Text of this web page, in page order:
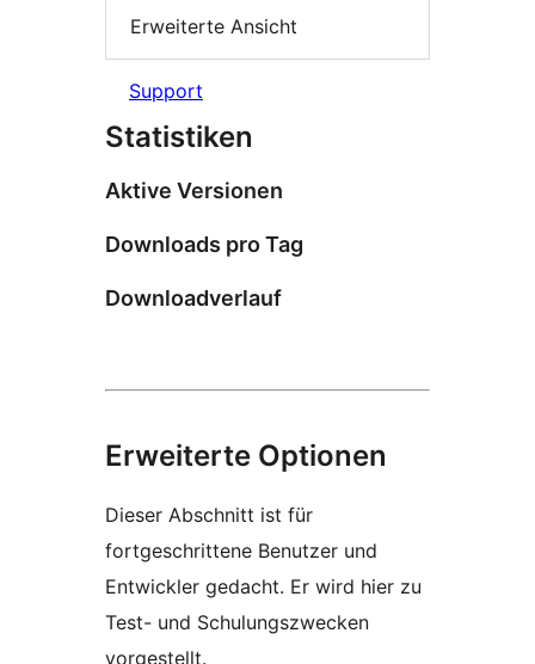
Erweiterte Ansicht
Support
Statistiken
Aktive Versionen
Downloads pro Tag
Downloadverlauf
Erweiterte Optionen
Dieser Abschnitt ist für
fortgeschrittene Benutzer und
Entwickler gedacht. Er wird hier zu
Test- und Schulungszwecken
vorgestellt.